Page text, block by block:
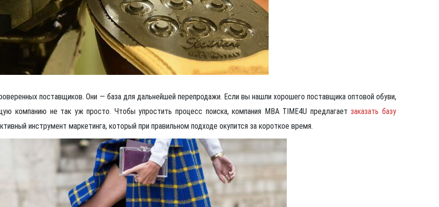
поставщиков. Они — база для дальнейшей перепродажи. Если вы нашли хорошего поставщика оптовой обуви,
компанию не так уж просто. Чтобы упростить процесс поиска, компания MBA TIME4U предлагаетзаказать базу
инструмент маркетинга, который при правильном подходе окупится за короткое время.